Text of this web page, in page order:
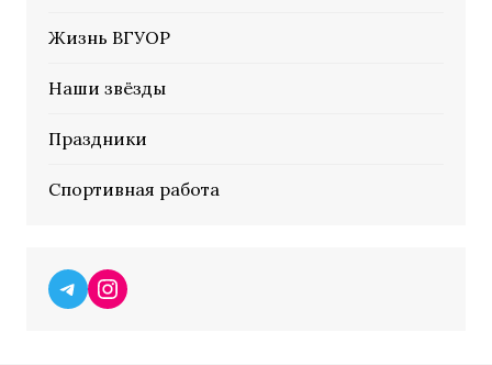
Жизнь ВГУОР
Наши звёзды
Праздники
Спортивная работа
Telegram
Instagram